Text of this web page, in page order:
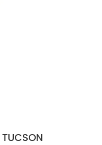
TUCSON